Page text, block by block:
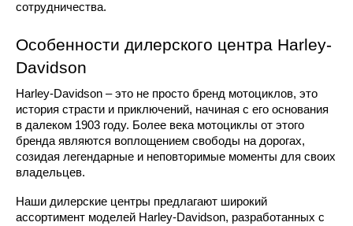
сотрудничества.
Особенности дилерского центра Harley-
Davidson
Harley-Davidson – это не просто бренд мотоциклов, это
история страсти и приключений, начиная с его основания
в далеком 1903 году. Более века мотоциклы от этого
бренда являются воплощением свободы на дорогах,
созидая легендарные и неповторимые моменты для своих
владельцев.
Наши дилерские центры предлагают широкий
ассортимент моделей Harley-Davidson, разработанных с